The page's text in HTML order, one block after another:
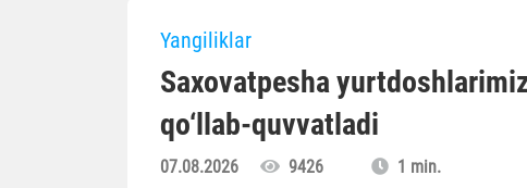
Yangiliklar
Saxovatpesha
qo‘llab-quvvatladi
07.08.2026 9426 1 min.